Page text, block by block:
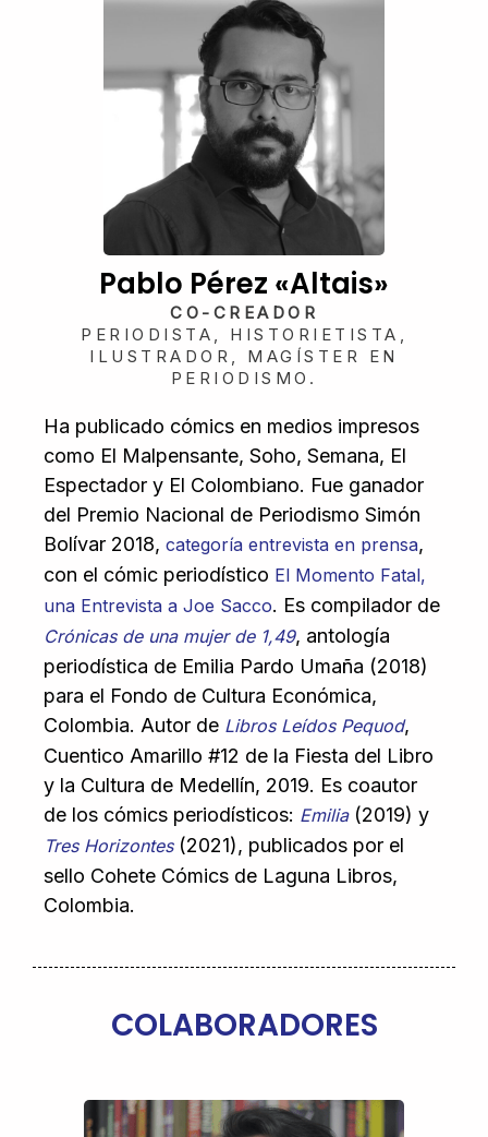
Pablo Pérez «Altais»
CO-CREADOR
PERIODISTA, HISTORIETISTA,
ILUSTRADOR, MAGÍSTER EN
PERIODISMO.
Ha publicado cómics en medios impresos
como El Malpensante, Soho, Semana, El
Espectador y El Colombiano. Fue ganador
del Premio Nacional de Periodismo Simón
Bolívar 2018, categoría entrevista en prensa,
con el cómic periodístico El Momento Fatal,
una Entrevista a Joe Sacco. Es compilador de
Crónicas de una mujer de 1,49, antología
periodística de Emilia Pardo Umaña (2018)
para el Fondo de Cultura Económica,
Colombia. Autor de Libros Leídos Pequod,
Cuentico Amarillo #12 de la Fiesta del Libro
y la Cultura de Medellín, 2019. Es coautor
de los cómics periodísticos: Emilia (2019) y
Tres Horizontes(2021), publicados por el
sello Cohete Cómics de Laguna Libros,
Colombia.
COLABORADORES